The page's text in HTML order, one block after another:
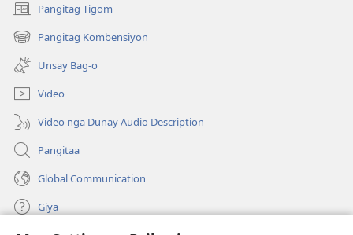
Pangitag Tigom
(mo-
open
ug
bag-
ong
window)
Pangitag Kombensiyon
(mo-
open
ug
bag-
ong
window)
Unsay Bag-o
Video
Video nga Dunay Audio Description
Pangitaa
Global Communication
Giya